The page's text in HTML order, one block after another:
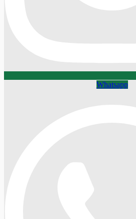
Whatsapp